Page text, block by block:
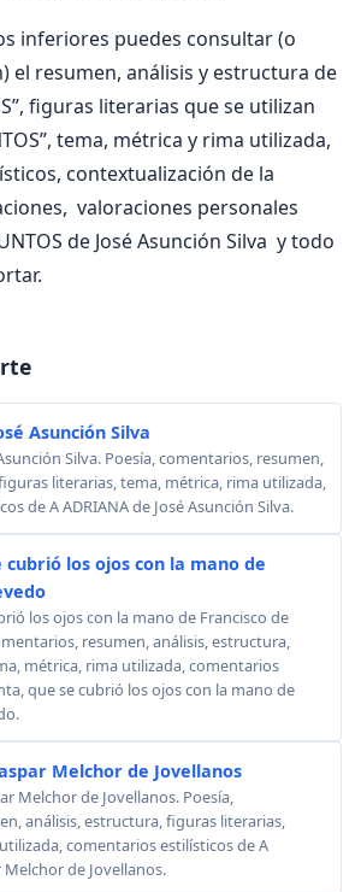
inferiores puedes consultar (o
el resumen, análisis y estructura de
figuras literarias que se utilizan
tema, métrica y rima utilizada,
contextualización de la
valoraciones personales
de José Asunción Silva y todo
Asunción Silva
Silva. Poesía, comentarios, resumen,
literarias, tema, métrica, rima utilizada,
de A ADRIANA de José Asunción Silva.
cubrió los ojos con la mano de
los ojos con la mano de Francisco de
resumen, análisis, estructura,
métrica, rima utilizada, comentarios
que se cubrió los ojos con la mano de
Melchor de Jovellanos
Melchor de Jovellanos. Poesía,
análisis, estructura, figuras literarias,
comentarios estilísticos de A
Melchor de Jovellanos.